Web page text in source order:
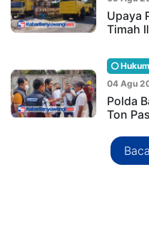
Upaya
Timah
04 Agu
Polda
Ton